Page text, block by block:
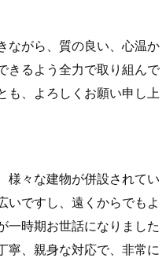
ながら、質の良い、心温か
きるよう全力で取り組んで
も、よろしくお願い申し上
様々な建物が併設されてい
いですし、遠くからでもよ
一時期お世話になりました
寧、親身な対応で、非常に